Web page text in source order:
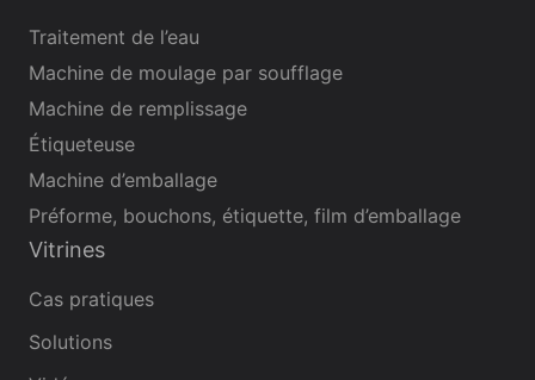
Traitement de l’eau
Machine de moulage par soufflage
Machine de remplissage
Étiqueteuse
Machine d’emballage
Préforme, bouchons, étiquette, film d’emballage
Vitrines
Cas pratiques
Solutions